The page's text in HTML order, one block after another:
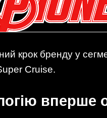
крок бренду у
Cruise.
вперше